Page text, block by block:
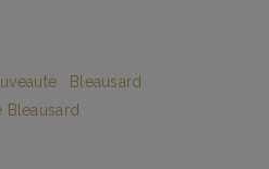
: Bleausard
Bleausard